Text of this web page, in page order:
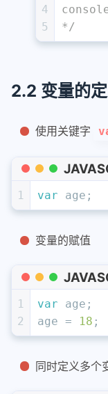
4
5
*/
2.2 变量的
使用关键字
1 var age;
变量的赋值
1
2
var age;
age =
18 ;
同时定义多个